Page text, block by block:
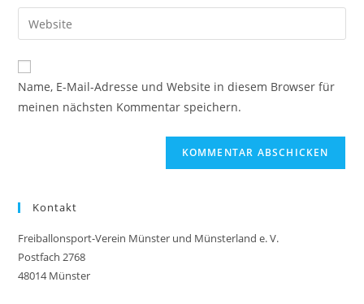
zum
Kommentieren
ein
E-
Mail-
zum
Kommentieren
ein
Gib
deine
Website-
URL
Name, E-Mail-Adresse und Website in diesem Browser für
meinen nächsten Kommentar speichern.
Kontakt
Freiballonsport-Verein Münster und Münsterland e. V.
Postfach 2768
48014 Münster